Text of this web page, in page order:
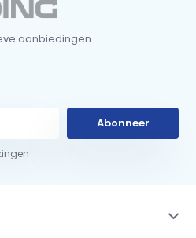
aanbiedingen
Abonneer